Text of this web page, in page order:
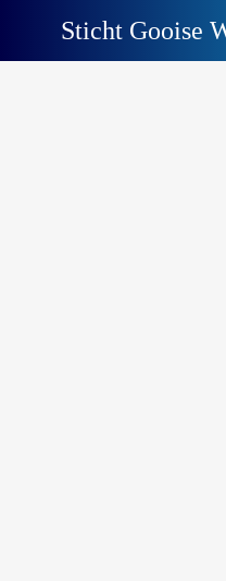
Sticht Gooise